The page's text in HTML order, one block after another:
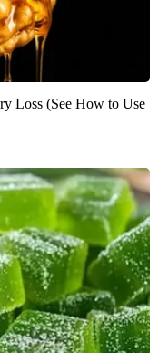
Loss (See How to Use